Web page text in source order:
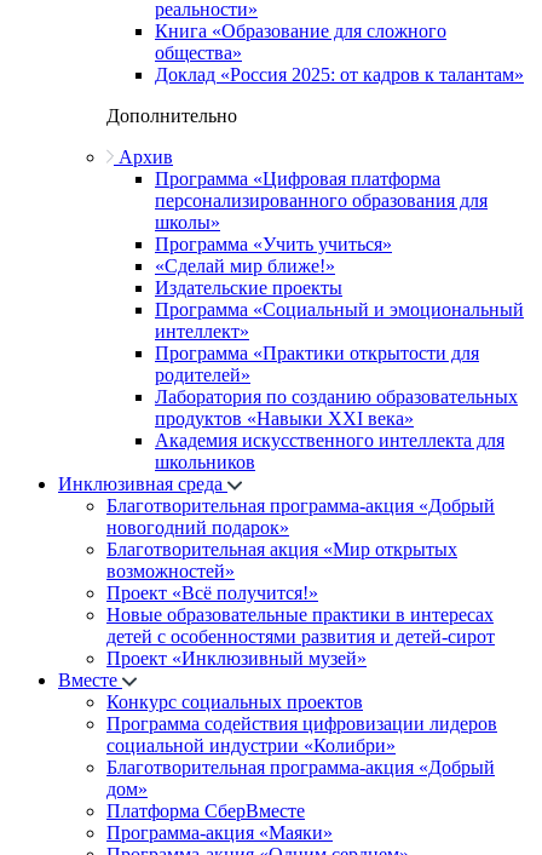
реальности»
Книга «Образование для сложного
общества»
Доклад «Россия 2025: от кадров к талантам»
Дополнительно
Архив
Программа «Цифровая платформа
персонализированного образования для
школы»
Программа «Учить учиться»
«Сделай мир ближе!»
Издательские проекты
Программа «Социальный и эмоциональный
интеллект»
Программа «Практики открытости для
родителей»
Лаборатория по созданию образовательных
продуктов «Навыки XXI века»
Академия искусственного интеллекта для
школьников
Инклюзивная среда
Благотворительная программа-акция «Добрый
новогодний подарок»
Благотворительная акция «Мир открытых
возможностей»
Проект «Всё получится!»
Новые образовательные практики в интересах
детей с особенностями развития и детей-сирот
Проект «Инклюзивный музей»
Вместе
Конкурс социальных проектов
Программа содействия цифровизации лидеров
социальной индустрии «Колибри»
Благотворительная программа-акция «Добрый
дом»
Платформа СберВместе
Программа-акция «Маяки»